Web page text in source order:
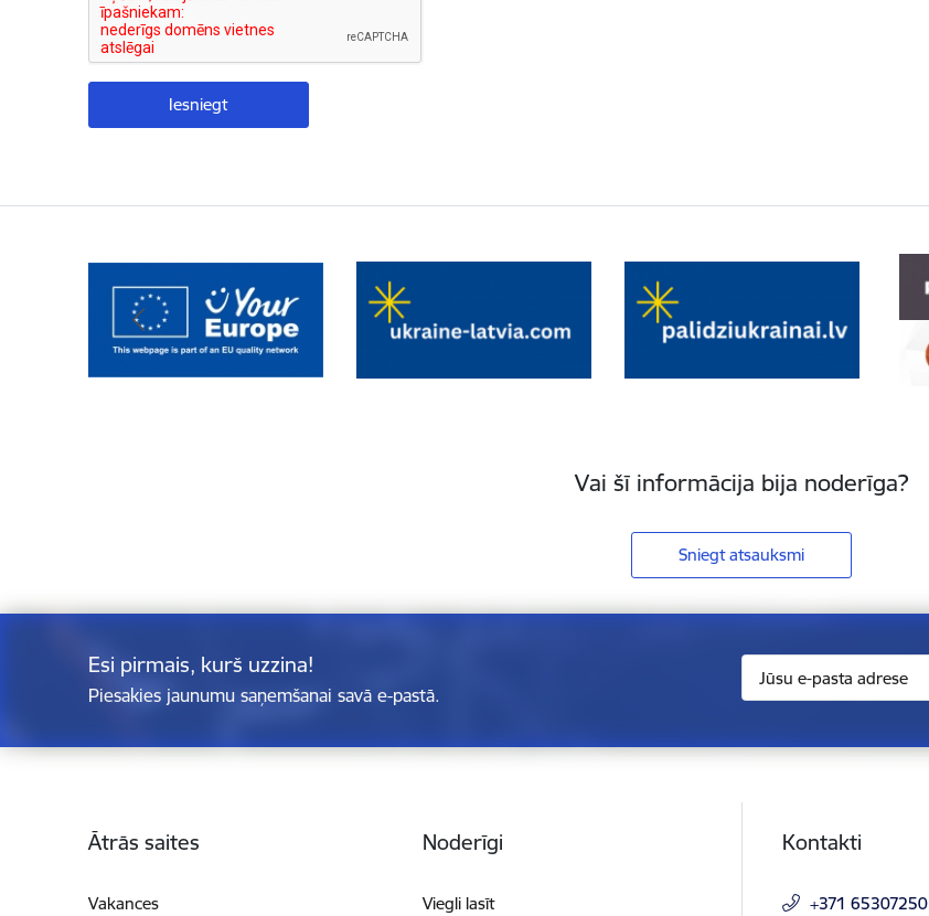
Vai šī informācija bija noderīga?
Sniegt atsauksmi
Esi pirmais, kurš uzzina!
Piesakies jaunumu saņemšanai savā e-pastā.
Ātrās saites
Vakances
Noderīgi
Viegli lasīt
Kontakti
+371 65307250